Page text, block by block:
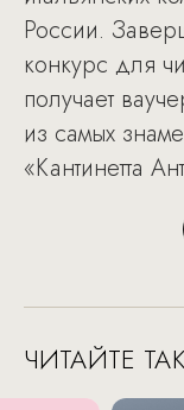
России.
конкурс для
получает
из самых
«Кантинетта
ЧИТАЙТЕ